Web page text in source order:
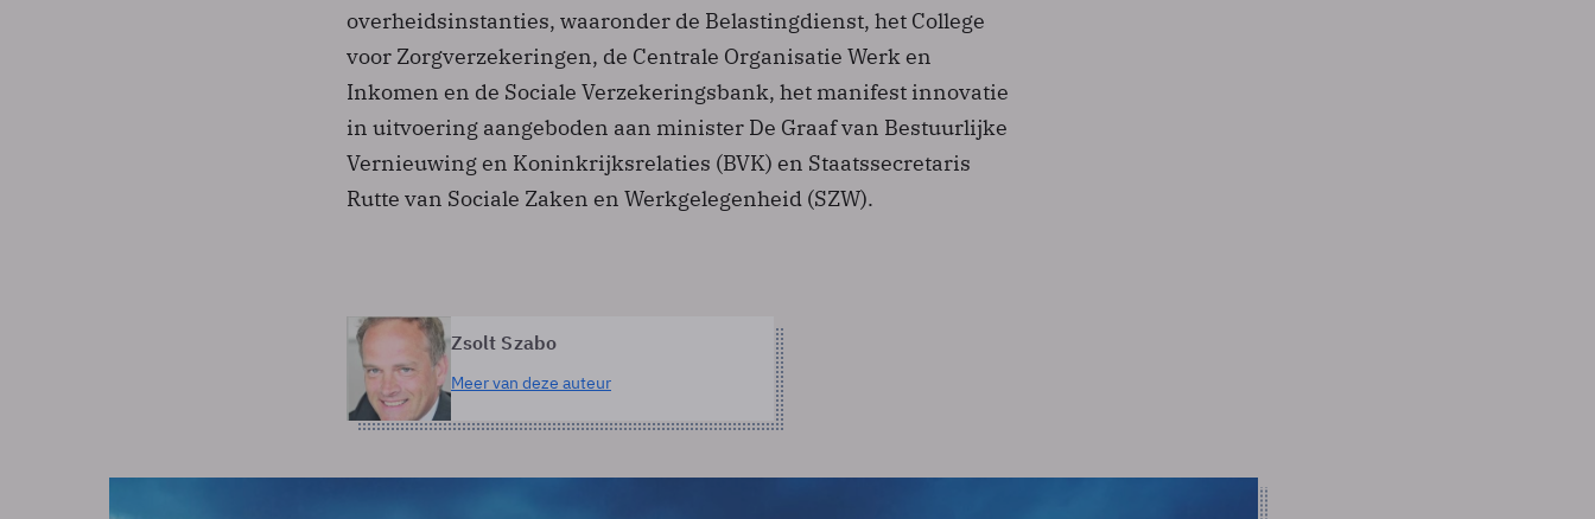
overheidsinstanties, waaronder de Belastingdienst, het College
voor Zorgverzekeringen, de Centrale Organisatie Werk en
Inkomen en de Sociale Verzekeringsbank, het manifest innovatie
in uitvoering aangeboden aan minister De Graaf van Bestuurlijke
Vernieuwing en Koninkrijksrelaties (BVK) en Staatssecretaris
Rutte van Sociale Zaken en Werkgelegenheid (SZW).
Zsolt Szabo
Meer van deze auteur